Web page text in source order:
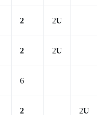
2 2U
2 2U
6
2 2U